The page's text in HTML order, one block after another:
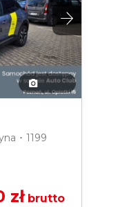
･ 1199
złbrutto